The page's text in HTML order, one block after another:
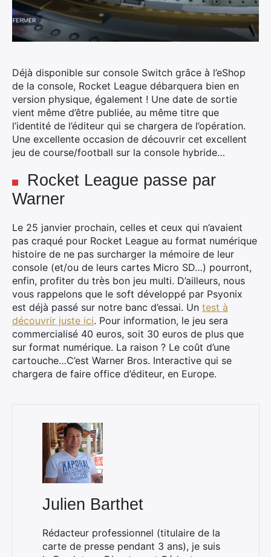
Déjà disponible sur console Switch grâce à l’eShop
de la console, Rocket League débarquera bien en
version physique, également ! Une date de sortie
vient même d’être publiée, au même titre que
l’identité de l’éditeur qui se chargera de l’opération.
Une excellente occasion de découvrir cet excellent
jeu de course/football sur la console hybride…
Rocket League passe par
Warner
Le 25 janvier prochain, celles et ceux qui n’avaient
pas craqué pour Rocket League au format numérique
histoire de ne pas surcharger la mémoire de leur
console (et/ou de leurs cartes Micro SD…) pourront,
enfin, profiter du très bon jeu multi. D’ailleurs, nous
vous rappelons que le soft développé par Psyonix
est déjà passé sur notre banc d’essai. Un test à
découvrir juste ici. Pour information, le jeu sera
commercialisé 40 euros, soit 30 euros de plus que
sur format numérique. La raison ? Le coût d’une
cartouche…C’est Warner Bros. Interactive qui se
chargera de faire office d’éditeur, en Europe.
Julien Barthet
Rédacteur professionnel (titulaire de la
carte de presse pendant 3 ans), je suis